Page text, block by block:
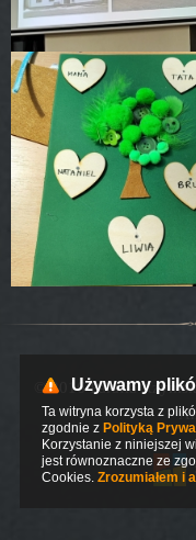
© 2016 Parafia
Używamy
Ta witryna korzysta z
zgodnie z Polityką
Korzystanie z niniejszej
jest równoznaczne ze
Cookies. Zrozumiałem i